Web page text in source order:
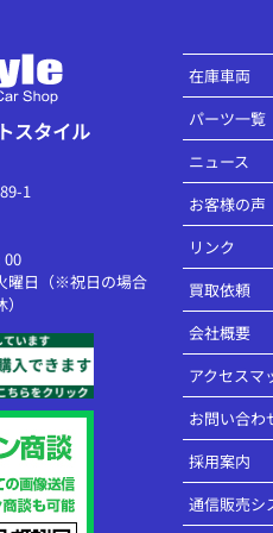
スタイル
1
00
曜日（※祝日の場合
在庫車両
パーツ一覧
ニュース
お客様の声
リンク
買取依頼
会社概要
アクセスマ
お問い合わ
採用案内
通信販売シ